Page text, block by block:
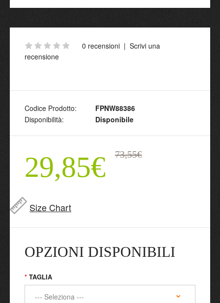
0 recensioni | Scrivi una
recensione
Codice Prodotto:
FPNW88386
Disponibilità:
Disponibile
29,85€ 73,55€
Size Chart
OPZIONI DISPONIBILI
TAGLIA